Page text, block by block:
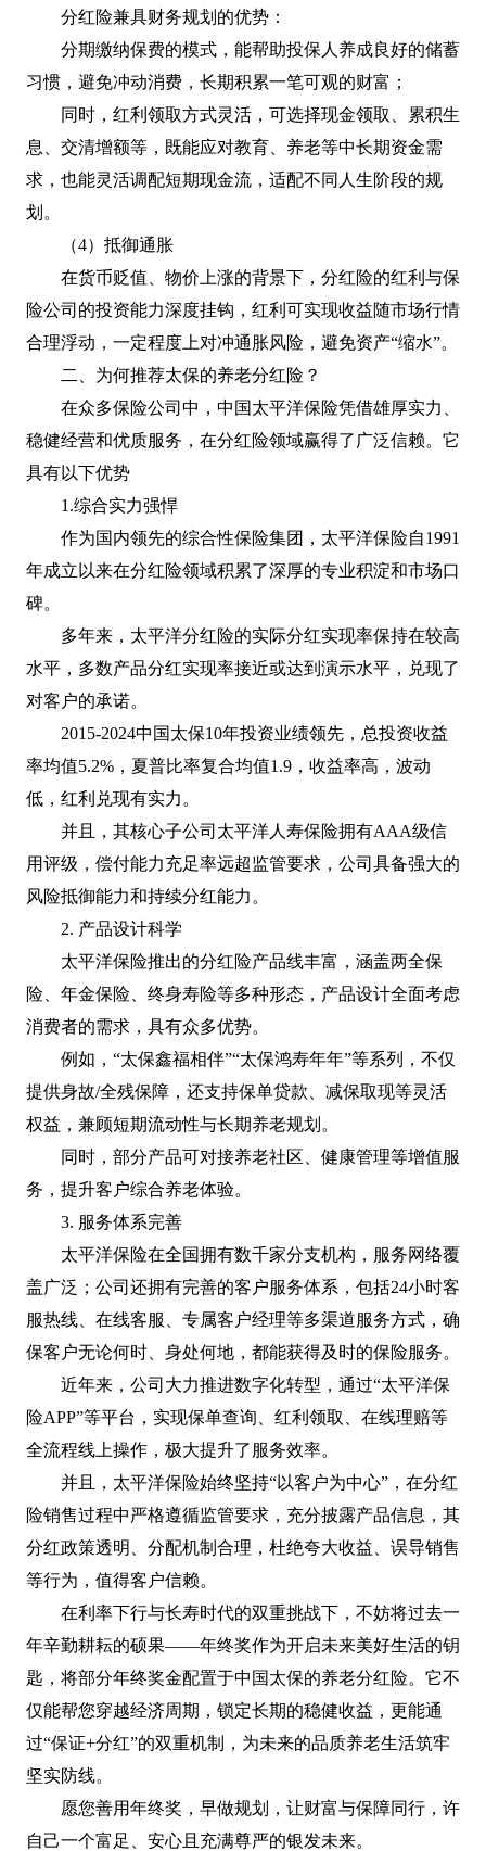
分红险兼具财务规划的优势：
分期缴纳保费的模式，能帮助投保人养成良好的储蓄
习惯，避免冲动消费，长期积累一笔可观的财富；
同时，红利领取方式灵活，可选择现金领取、累积生
息、交清增额等，既能应对教育、养老等中长期资金需
求，也能灵活调配短期现金流，适配不同人生阶段的规
划。
（4）抵御通胀
在货币贬值、物价上涨的背景下，分红险的红利与保
险公司的投资能力深度挂钩，红利可实现收益随市场行情
合理浮动，一定程度上对冲通胀风险，避免资产“缩水”。
二、为何推荐太保的养老分红险？
在众多保险公司中，中国太平洋保险凭借雄厚实力、
稳健经营和优质服务，在分红险领域赢得了广泛信赖。它
具有以下优势
1.综合实力强悍
作为国内领先的综合性保险集团，太平洋保险自1991
年成立以来在分红险领域积累了深厚的专业积淀和市场口
碑。
多年来，太平洋分红险的实际分红实现率保持在较高
水平，多数产品分红实现率接近或达到演示水平，兑现了
对客户的承诺。
2015-2024中国太保10年投资业绩领先，总投资收益
率均值5.2%，夏普比率复合均值1.9，收益率高，波动
低，红利兑现有实力。
并且，其核心子公司太平洋人寿保险拥有AAA级信
用评级，偿付能力充足率远超监管要求，公司具备强大的
风险抵御能力和持续分红能力。
2. 产品设计科学
太平洋保险推出的分红险产品线丰富，涵盖两全保
险、年金保险、终身寿险等多种形态，产品设计全面考虑
消费者的需求，具有众多优势。
例如，“太保鑫福相伴”“太保鸿寿年年”等系列，不仅
提供身故/全残保障，还支持保单贷款、减保取现等灵活
权益，兼顾短期流动性与长期养老规划。
同时，部分产品可对接养老社区、健康管理等增值服
务，提升客户综合养老体验。
3. 服务体系完善
太平洋保险在全国拥有数千家分支机构，服务网络覆
盖广泛；公司还拥有完善的客户服务体系，包括24小时客
服热线、在线客服、专属客户经理等多渠道服务方式，确
保客户无论何时、身处何地，都能获得及时的保险服务。
近年来，公司大力推进数字化转型，通过“太平洋保
险APP”等平台，实现保单查询、红利领取、在线理赔等
全流程线上操作，极大提升了服务效率。
并且，太平洋保险始终坚持“以客户为中心”，在分红
险销售过程中严格遵循监管要求，充分披露产品信息，其
分红政策透明、分配机制合理，杜绝夸大收益、误导销售
等行为，值得客户信赖。
在利率下行与长寿时代的双重挑战下，不妨将过去一
年辛勤耕耘的硕果——年终奖作为开启未来美好生活的钥
匙，将部分年终奖金配置于中国太保的养老分红险。它不
仅能帮您穿越经济周期，锁定长期的稳健收益，更能通
过“保证+分红”的双重机制，为未来的品质养老生活筑牢
坚实防线。
愿您善用年终奖，早做规划，让财富与保障同行，许
自己一个富足、安心且充满尊严的银发未来。